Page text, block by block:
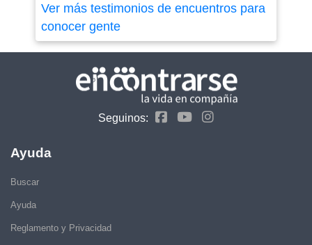
Ver más testimonios de encuentros para
conocer gente
Seguinos:
Ayuda
Buscar
Ayuda
Reglamento y Privacidad